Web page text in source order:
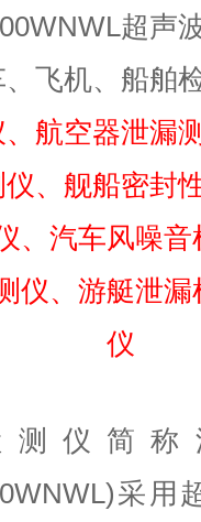
超声
、飞机、船舶
航空器泄漏
、舰船密封
、汽车风噪
仪、游艇泄
仪
测仪简称
采